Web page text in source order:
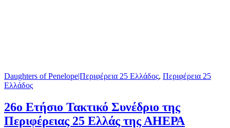
Daughters of Penelope|Περιφέρεια 25 Ελλάδος, Περιφέρεια 25
Ελλάδος
26ο Ετήσιο Τακτικό Συνέδριο της
Περιφέρειας 25 Ελλάς της ΑΗΕΡΑ